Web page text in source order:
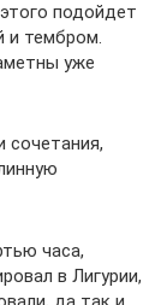
подойдет
и тембром.
уже
сочетания,
часа,
в Лигурии,